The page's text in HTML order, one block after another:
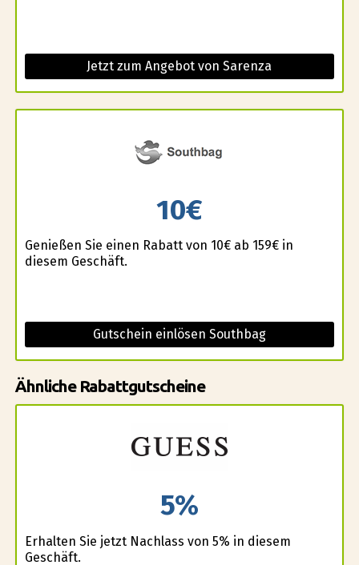
Jetzt zum Angebot von Sarenza
10€
Genießen Sie einen Rabatt von 10€ ab 159€ in
diesem Geschäft.
Gutschein einlösen Southbag
Ähnliche Rabattgutscheine
5%
Erhalten Sie jetzt Nachlass von 5% in diesem
Geschäft.